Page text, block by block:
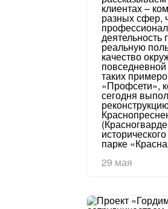
клиентах –
разных сфер,
деятельность
реальную
качество
таких
«Профсети»,
сегодня
парке
29 мая